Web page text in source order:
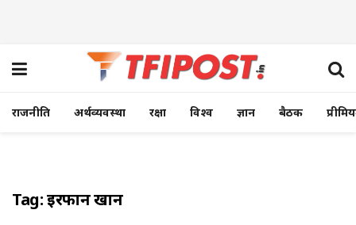
राजनीति अर्थव्यवस्था रक्षा विश्व ज्ञान बैठक
Tag:इरफान खान